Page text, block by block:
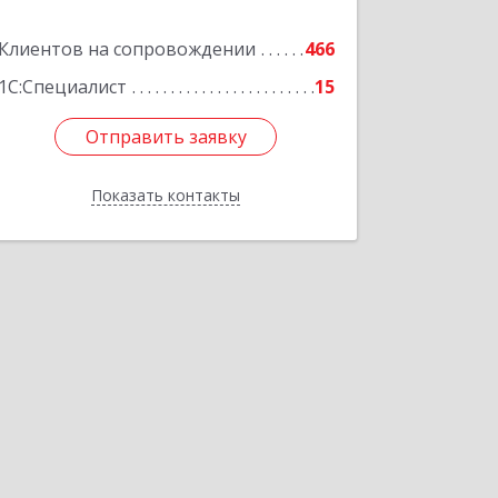
Клиентов на сопровождении
466
1С:Специалист
15
Отправить заявку
Показать контакты
Подробнее
Отправить заявку
Назад